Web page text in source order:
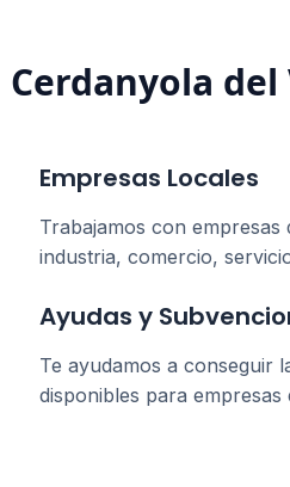
Cerdanyola del
Empresas Locales
Trabajamos con empresas
industria, comercio,
Ayudas y
Te ayudamos a conseguir
disponibles para empresas